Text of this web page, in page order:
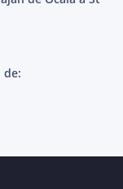
de: